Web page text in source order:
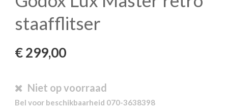
staafflitser
€299,00
Niet op voorraad
Bel voor beschikbaarheid 070-3638398